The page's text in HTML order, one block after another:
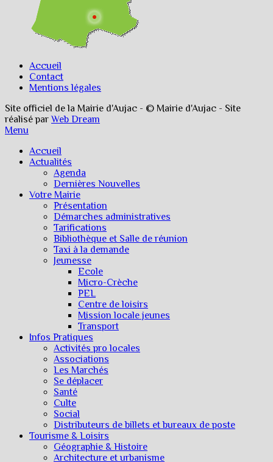
Accueil
Contact
Mentions légales
Site officiel de la Mairie d'Aujac - © Mairie d'Aujac - Site
réalisé parWeb Dream
Menu
Accueil
Actualités
Agenda
Dernières Nouvelles
Votre Mairie
Présentation
Démarches administratives
Tarifications
Bibliothèque et Salle de réunion
Taxi à la demande
Jeunesse
Ecole
Micro-Crèche
PEL
Centre de loisirs
Mission locale jeunes
Transport
Infos Pratiques
Activités pro locales
Associations
Les Marchés
Se déplacer
Santé
Culte
Social
Distributeurs de billets et bureaux de poste
Tourisme & Loisirs
Géographie & Histoire
Architecture et urbanisme